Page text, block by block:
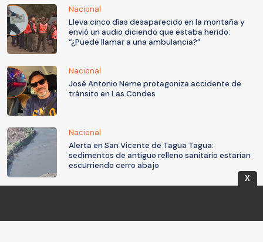
Nacional
Lleva cinco días desaparecido en la montaña y
envió un audio diciendo que estaba herido:
“¿Puede llamar a una ambulancia?”
Nacional
José Antonio Neme protagoniza accidente de
tránsito en Las Condes
Nacional
Alerta en San Vicente de Tagua Tagua:
sedimentos de antiguo relleno sanitario estarían
escurriendo cerro abajo
X